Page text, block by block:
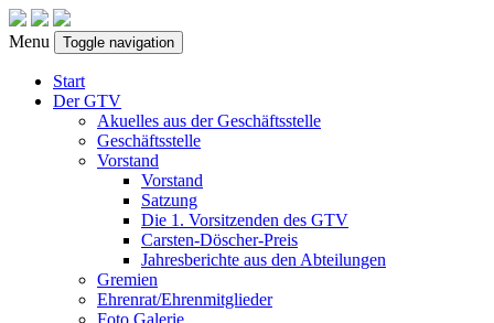
Menu Toggle navigation
Start
Der GTV
Akuelles aus der Geschäftsstelle
Geschäftsstelle
Vorstand
Vorstand
Satzung
Die 1. Vorsitzenden des GTV
Carsten-Döscher-Preis
Jahresberichte aus den Abteilungen
Gremien
Ehrenrat/Ehrenmitglieder
Foto Galerie